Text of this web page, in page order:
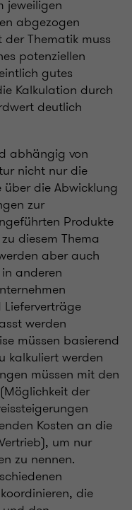
jeweiligen
abgezogen
Thematik muss
potenziellen
gutes
Kalkulation durch
deutlich
abhängig von
nicht nur die
die Abwicklung
zur
Produkte
diesem Thema
aber auch
anderen
werden
müssen basierend
kalkuliert werden
müssen mit den
der
Kosten an die
um nur
zu nennen.
die